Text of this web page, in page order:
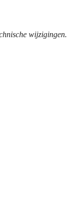
wijzigingen.